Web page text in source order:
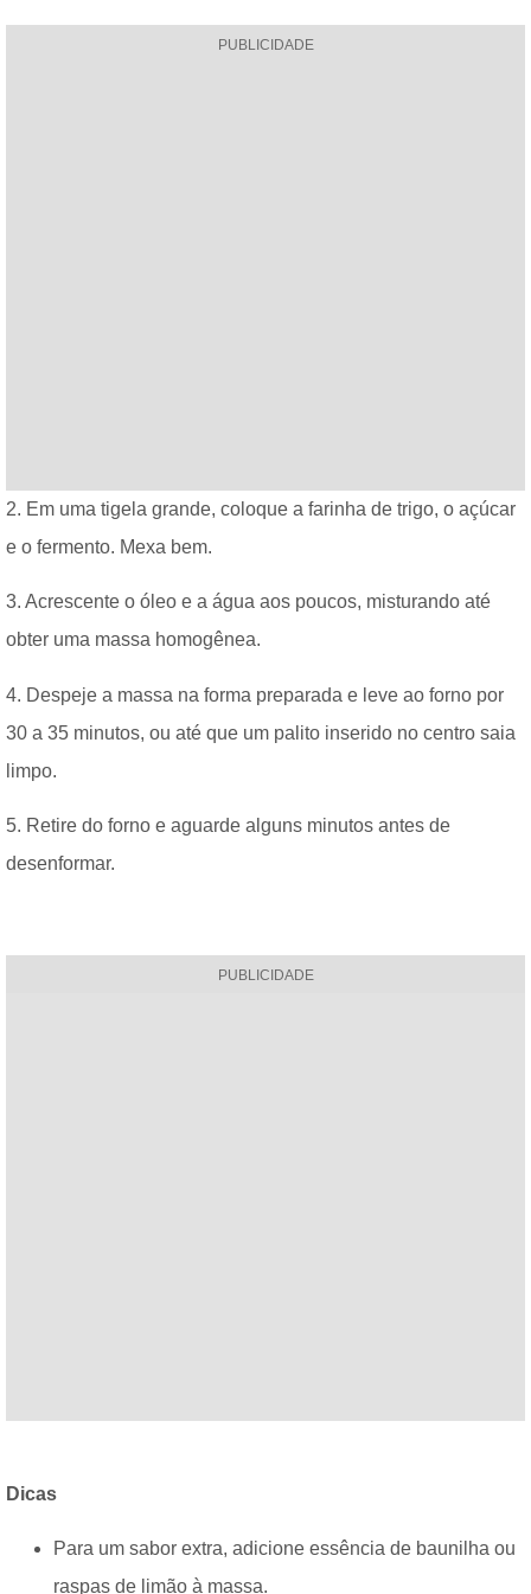
PUBLICIDADE
2. Em uma tigela grande, coloque a farinha de trigo, o açúcar
e o fermento. Mexa bem.
3. Acrescente o óleo e a água aos poucos, misturando até
obter uma massa homogênea.
4. Despeje a massa na forma preparada e leve ao forno por
30 a 35 minutos, ou até que um palito inserido no centro saia
limpo.
5. Retire do forno e aguarde alguns minutos antes de
desenformar.
PUBLICIDADE
Dicas
Para um sabor extra, adicione essência de baunilha ou
raspas de limão à massa.